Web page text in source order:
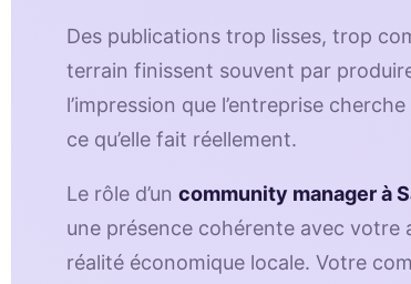
Des publications trop lisses, trop
terrain finissent souvent par
l’impression que l’entreprise
ce qu’elle fait réellement.
Le rôle d’uncommunity manager à
une présence cohérente avec
réalité économique locale. Votre